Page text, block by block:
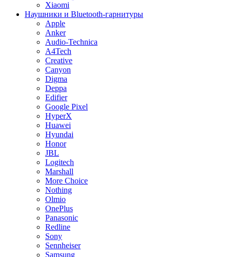
Xiaomi
Наушники и Bluetooth-гарнитуры
Apple
Anker
Audio-Technica
A4Tech
Creative
Canyon
Digma
Deppa
Edifier
Google Pixel
HyperX
Huawei
Hyundai
Honor
JBL
Logitech
Marshall
More Choice
Nothing
Olmio
OnePlus
Panasonic
Redline
Sony
Sennheiser
Samsung